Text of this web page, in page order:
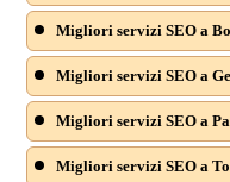
Migliori servizi SEO a
Migliori servizi SEO a
Migliori servizi SEO a
Migliori servizi SEO a